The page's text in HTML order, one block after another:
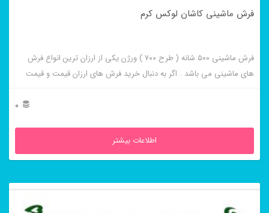
فرش ماشینی کاشان لوکس کرم
فرش ماشینی ۵۰۰ شانه ( طرح ۷۰۰ ) ورژن یکی از ارزان ترین انواع فرش
های ماشینی می باشد . اگر به دنبال خرید فرش های ارزان قیمت و قیمت
0
اطلاعات بیشتر